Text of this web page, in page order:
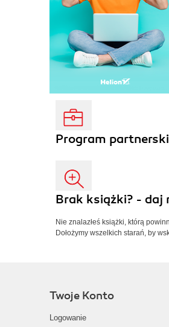
Program
Brak książki? - daj
Nie znalazłeś książki, którą
Dołożymy wszelkich starań, by
Twoje Konto
Logowanie